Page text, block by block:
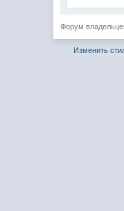
Форум
Изменить